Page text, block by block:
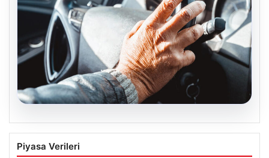
Emekliye ÖTV’siz araç verilecek mi,
yasa çıkacak mı? Milyonlarca emekli
Piyasa Verileri